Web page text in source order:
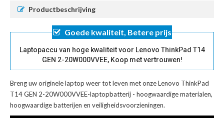
Productbeschrijving
Goede kwaliteit, Betere prijs
Laptopaccu van hoge kwaliteit voor Lenovo ThinkPad T14
GEN 2-20W000VVEE, Koop met vertrouwen!
Breng uw originele laptop weer tot leven met onzeLenovo ThinkPad
T14 GEN 2-20W000VVEE-laptopbatterij - hoogwaardige materialen,
hoogwaardige batterijen en veiligheidsvoorzieningen.